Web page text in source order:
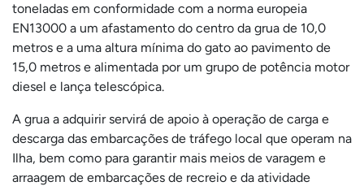
toneladas em conformidade com a norma europeia
EN13000 a um afastamento do centro da grua de 10,0
metros e a uma altura mínima do gato ao pavimento de
15,0 metros e alimentada por um grupo de potência motor
diesel e lança telescópica.
A grua a adquirir servirá de apoio à operação de carga e
descarga das embarcações de tráfego local que operam na
Ilha, bem como para garantir mais meios de varagem e
arraagem de embarcações de recreio e da atividade